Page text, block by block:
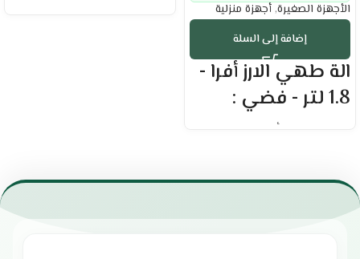
الأجهزة الصغيرة, أجهزة منزلية
إضافة إلى السلة
الة طهي الارز أفرا -
1.8 لتر - فضي :
العلامة التجارية : أفرا
متنوعة
حماية من درجات الحرارة العالية